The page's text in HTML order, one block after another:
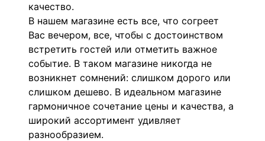
качество.
В нашем магазине есть все, что согреет
Вас вечером, все, чтобы с достоинством
встретить гостей или отметить важное
событие. В таком магазине никогда не
возникнет сомнений: слишком дорого или
слишком дешево. В идеальном магазине
гармоничное сочетание цены и качества, а
широкий ассортимент удивляет
разнообразием.